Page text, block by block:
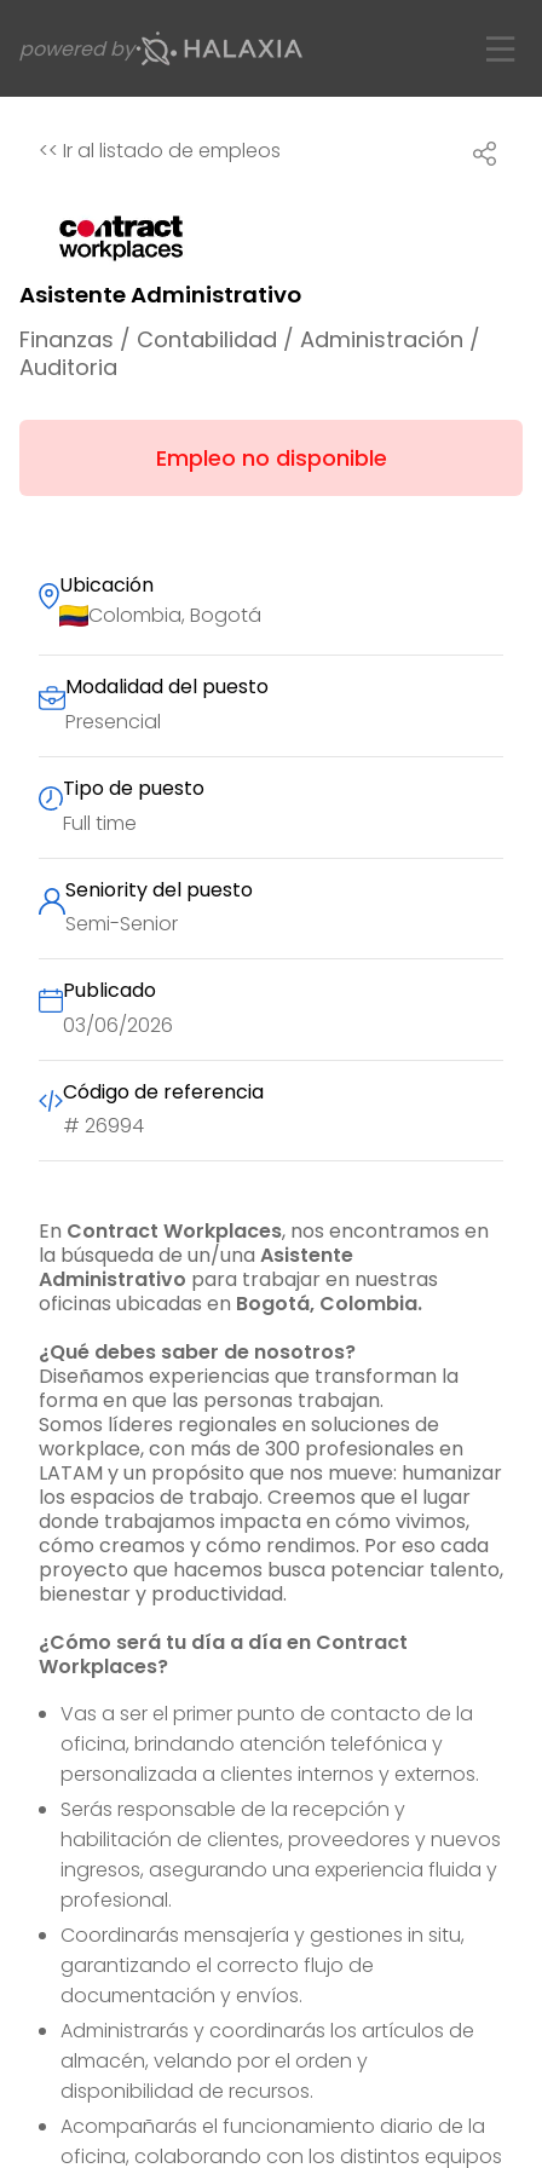
powered by
<< Ir al listado de empleos
En Contract Workplaces, nos encontramos en
la búsqueda de un/una Asistente
Administrativo para trabajar en nuestras
oficinas ubicadas en Bogotá, Colombia.
¿Qué debes saber de nosotros?
Diseñamos experiencias que transforman la
forma en que las personas trabajan.
Somos líderes regionales en soluciones de
workplace, con más de 300 profesionales en
LATAM y un propósito que nos mueve: humanizar
los espacios de trabajo. Creemos que el lugar
donde trabajamos impacta en cómo vivimos,
cómo creamos y cómo rendimos. Por eso cada
proyecto que hacemos busca potenciar talento,
bienestar y productividad.
¿Cómo será tu día a día en Contract
Workplaces?
Vas a ser el primer punto de contacto de la
oficina, brindando atención telefónica y
personalizada a clientes internos y externos.
Serás responsable de la recepción y
habilitación de clientes, proveedores y nuevos
ingresos, asegurando una experiencia fluida y
profesional.
Coordinarás mensajería y gestiones in situ,
garantizando el correcto flujo de
documentación y envíos.
Administrarás y coordinarás los artículos de
almacén, velando por el orden y
disponibilidad de recursos.
Acompañarás el funcionamiento diario de la
oficina, colaborando con los distintos equipos
Asistente Administrativo
Finanzas / Contabilidad / Administración /
Auditoria
Empleo no disponible
Ubicación
Colombia, Bogotá
Modalidad del puesto
Presencial
Tipo de puesto
Full time
Seniority del puesto
Semi-Senior
Publicado
03/06/2026
Código de referencia
# 26994